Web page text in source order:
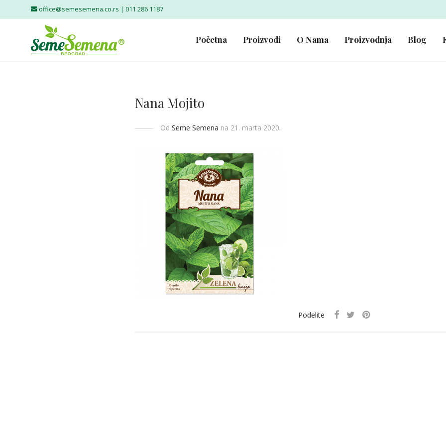
office@semesemena.co.rs | 011 286 1187
Početna Proizvodi O Nama Proizvodnja Blog
Nana Mojito
Od Seme Semena na 21. marta 2020.
Podelite